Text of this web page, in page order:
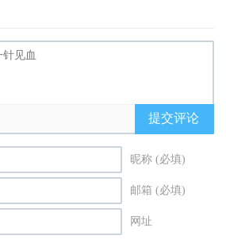
提交评论
昵称 (必填)
邮箱 (必填)
网址